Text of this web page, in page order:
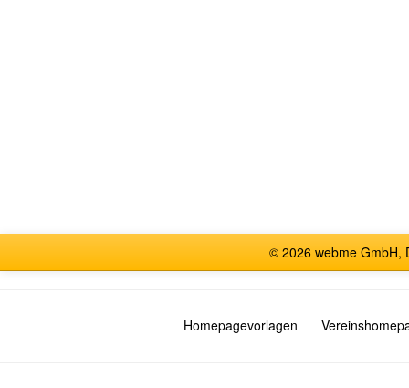
© 2026 webme GmbH,
Homepagevorlagen